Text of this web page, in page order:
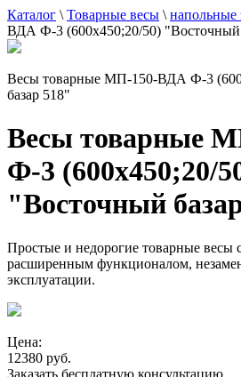
Каталог \ Товарные весы \ напольные
ВДА Ф-3 (600х450;20/50) "Восточный
Весы товарные МП-150-ВДА Ф-3
базар 518"
Весы товарные
Ф-3 (600х450;20/
"Восточный
Простые и недорогие товарные
расширенным функционалом,
эксплуатации.
Цена:
12380 руб.
Заказать бесплатную консультацию